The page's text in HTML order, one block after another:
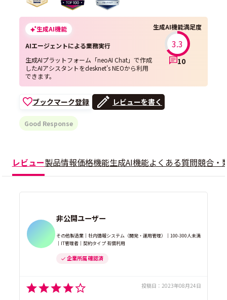
生成AI機能
AIエージェントによる業務実行
生成AIプラットフォーム「neoAI Chat」で作成
したAIアシスタントをdesknet's NEOから利用
できます。
生成AI機能満足度
3.3
10
ブックマーク登録 レビューを書く
Good Response
レビュー製品情報価格機能生成AI機能よくある質問競合・
非公開ユーザー
その他製造業｜社内情報システム（開発・運用管理）｜100-300人未満
｜IT管理者｜契約タイプ 有償利用
企業所属 確認済
投稿日： 2023年08月24日